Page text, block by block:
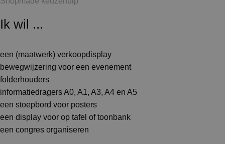
Ik wil ...
een (maatwerk) verkoopdisplay
bewegwijzering voor een evenement
folderhouders
informatiedragers A0, A1, A3, A4 en A5
een stoepbord voor posters
een display voor op tafel of toonbank
een congres organiseren